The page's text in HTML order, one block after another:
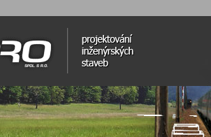
s r.o.
staveb